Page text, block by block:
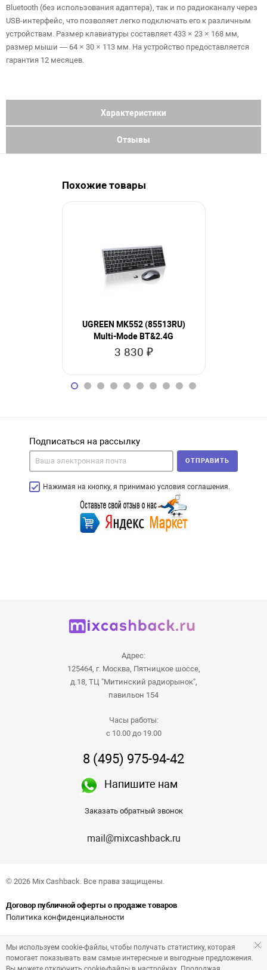
Bluetooth (без использования адаптера), так и по радиоканалу через
USB-интерфейс, что позволяет легко подключать его к различным
устройствам. Размер клавиатуры составляет 433 × 23 × 168 мм,
размер мыши — 64 × 30 × 113 мм. На устройство предоставляется
гарантия 12 месяцев.
Характеристики
Отзывы
Похожие товары
UGREEN MK552 (85513RU)
Multi-Mode BT&2.4G
Wireless
3 830 ₽
Подписаться на рассылку
Нажимая на кнопку, я принимаю условия соглашения.
ОТПРАВИТЬ
Адрес:
125464, г. Москва, Пятницкое шоссе,
д.18, ТЦ "Митинский радиорынок",
павильон 154
Часы работы:
с 10.00 до 19.00
8 (495) 975-94-42
Напишите нам
Заказать обратный звонок
mail@mixcashback.ru
© 2026 Mix Cashback. Все права защищены.
Договор публичной оферты о продаже товаров
Политика конфиденциальности
Мы используем cookie-файлы, чтобы получать статистику, которая
помогает показывать вам самые интересные и выгодные предложения.